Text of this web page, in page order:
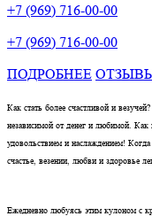
+7 (969) 716-00-00
+7 (969) 716-00-00
ПОДРОБНЕЕ
Как стать более счастливой и
независимой от денег и любимой.
удовольствием и наслаждением!
счастье, везении, любви и здоровье
Ежедневно любуясь этим кулоном с